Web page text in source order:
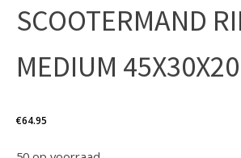
SCOOTERMAND
MEDIUM 45X30X20
€64.95